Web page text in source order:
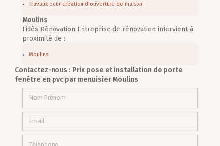
Travaux pour création d'ouverture de maison
Moulins
Fidès Rénovation Entreprise de rénovation intervient à
proximité de :
Moulins
Contactez-nous : Prix pose et installation de porte
fenêtre en pvc par menuisier Moulins